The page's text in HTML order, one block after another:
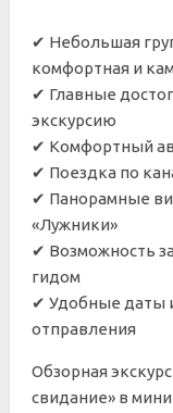
✔ Небольшая
комфортная и
✔ Главные
экскурсию
✔ Комфортный
✔ Поездка по
✔ Панорамные
«Лужники»
✔ Возможность
гидом
✔ Удобные даты
отправления
Обзорная
свидание» в